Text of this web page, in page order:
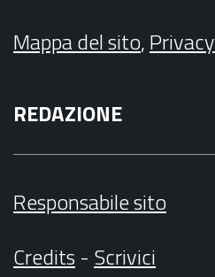
Mappa del sito,Privacy
REDAZIONE
Responsabile sito
Credits- Scrivici